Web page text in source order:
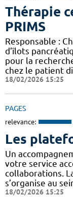
Thérapie
PRIMS
Responsable :
d’îlots
pour la
chez le patient
18/02/2026 15:25
PAGES
relevance:
Les
Un
votre service
collaborations.
s’organise au
18/02/2026 15:25